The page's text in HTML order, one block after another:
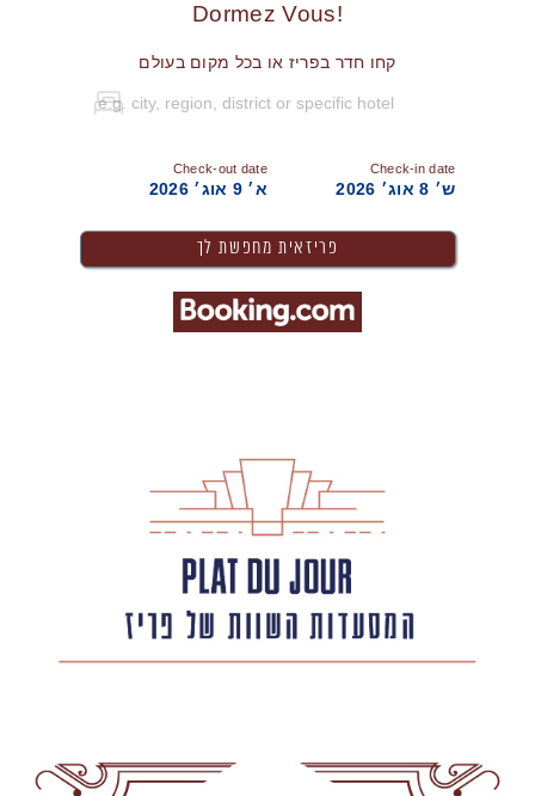
!Dormez Vous
קחו חדר בפריז או בכל מקום בעולם
Check-in date
ש׳ 8 אוג׳ 2026
Check-out date
א׳ 9 אוג׳ 2026